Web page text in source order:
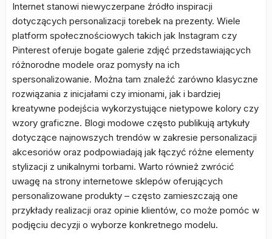
Internet stanowi niewyczerpane źródło inspiracji
dotyczących personalizacji torebek na prezenty. Wiele
platform społecznościowych takich jak Instagram czy
Pinterest oferuje bogate galerie zdjęć przedstawiających
różnorodne modele oraz pomysły na ich
spersonalizowanie. Można tam znaleźć zarówno klasyczne
rozwiązania z inicjałami czy imionami, jak i bardziej
kreatywne podejścia wykorzystujące nietypowe kolory czy
wzory graficzne. Blogi modowe często publikują artykuły
dotyczące najnowszych trendów w zakresie personalizacji
akcesoriów oraz podpowiadają jak łączyć różne elementy
stylizacji z unikalnymi torbami. Warto również zwrócić
uwagę na strony internetowe sklepów oferujących
personalizowane produkty – często zamieszczają one
przykłady realizacji oraz opinie klientów, co może pomóc w
podjęciu decyzji o wyborze konkretnego modelu.